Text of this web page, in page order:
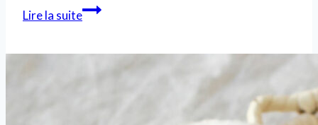
Lire la suiteNanny